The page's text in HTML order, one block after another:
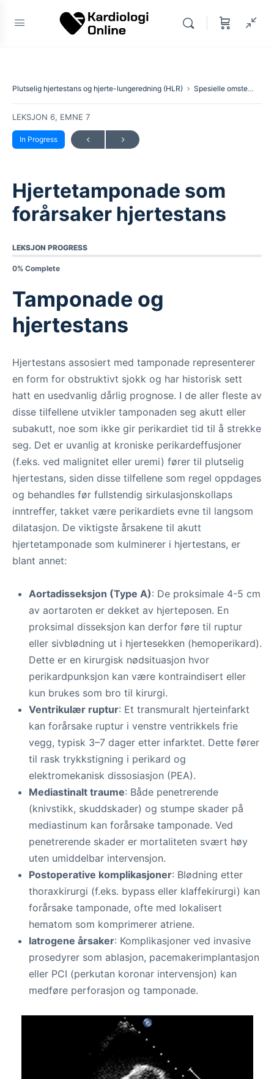
Plutselig hjertestans og hjerte-lungeredning (HLR) Spesielle omstendigheter
LEKSJON 6, EMNE 7
In Progress
Hjertetamponade som
forårsaker hjertestans
LEKSJON PROGRESS
0% Complete
Tamponade og
hjertestans
Hjertestans assosiert med tamponade representerer
en form for obstruktivt sjokk og har historisk sett
hatt en usedvanlig dårlig prognose. I de aller fleste av
disse tilfellene utvikler tamponaden seg akutt eller
subakutt, noe som ikke gir perikardiet tid til å strekke
seg. Det er uvanlig at kroniske perikardeffusjoner
(f.eks. ved malignitet eller uremi) fører til plutselig
hjertestans, siden disse tilfellene som regel oppdages
og behandles før fullstendig sirkulasjonskollaps
inntreffer, takket være perikardiets evne til langsom
dilatasjon. De viktigste årsakene til akutt
hjertetamponade som kulminerer i hjertestans, er
blant annet:
Aortadisseksjon (Type A): De proksimale 4-5 cm
av aortaroten er dekket av hjerteposen. En
proksimal disseksjon kan derfor føre til ruptur
eller sivblødning ut i hjertesekken (hemoperikard).
Dette er en kirurgisk nødsituasjon hvor
perikardpunksjon kan være kontraindisert eller
kun brukes som bro til kirurgi.
Ventrikulær ruptur: Et transmuralt hjerteinfarkt
kan forårsake ruptur i venstre ventrikkels frie
vegg, typisk 3–7 dager etter infarktet. Dette fører
til rask trykkstigning i perikard og
elektromekanisk dissosiasjon (PEA).
Mediastinalt traume: Både penetrerende
(knivstikk, skuddskader) og stumpe skader på
mediastinum kan forårsake tamponade. Ved
penetrerende skader er mortaliteten svært høy
uten umiddelbar intervensjon.
Postoperative komplikasjoner: Blødning etter
thoraxkirurgi (f.eks. bypass eller klaffekirurgi) kan
forårsake tamponade, ofte med lokalisert
hematom som komprimerer atriene.
Iatrogene årsaker: Komplikasjoner ved invasive
prosedyrer som ablasjon, pacemakerimplantasjon
eller PCI (perkutan koronar intervensjon) kan
medføre perforasjon og tamponade.